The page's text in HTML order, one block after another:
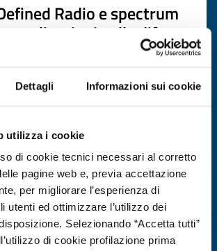
Dettagli Informazioni sui cookie
utilizza i cookie
di cookie tecnici necessari al corretto
pagine web e, previa accettazione
per migliorare l’esperienza di
utenti ed ottimizzare l’utilizzo dei
Selezionando “Accetta tutti”
di cookie profilazione prima
Radio e spectrum
applicazioni nella difesa